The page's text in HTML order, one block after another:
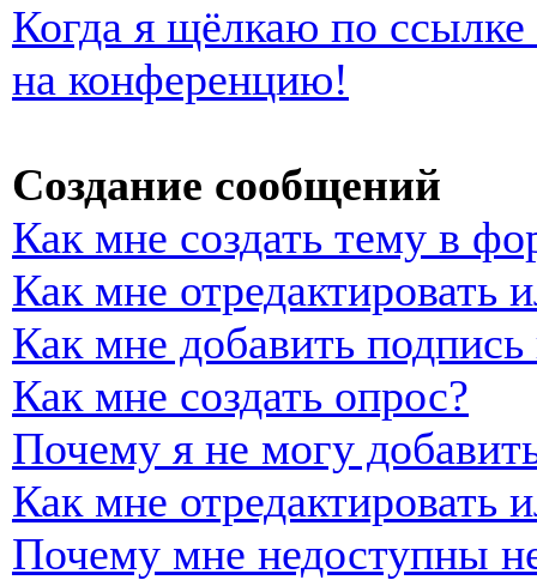
Когда я щёлкаю по
на конференцию!
Создание сообщений
Как мне создать тему в
Как мне отредактировать
Как мне добавить
Как мне создать опрос?
Почему я не могу
Как мне отредактировать
Почему мне недоступны